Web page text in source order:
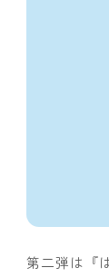
第二弾は『